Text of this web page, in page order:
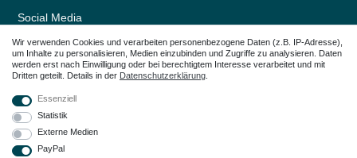
Social Media
Wir verwenden Cookies und verarbeiten personenbezogene Daten (z.B. IP-Adresse),
um Inhalte zu personalisieren, Medien einzubinden und Zugriffe zu analysieren. Daten
werden erst nach Einwilligung oder bei berechtigtem Interesse verarbeitet und mit
Dritten geteilt. Details in der Daten­schutz­erklärung
Essenziell
Statistik
Externe Medien
PayPal